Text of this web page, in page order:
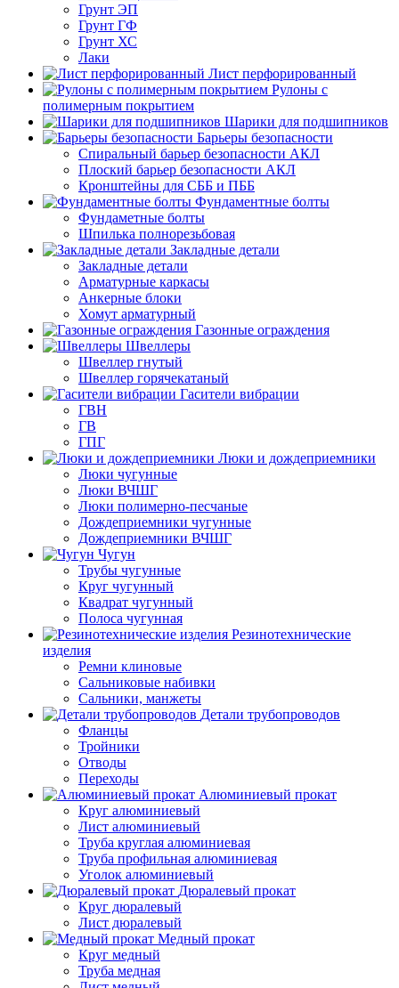
Грунт ЭП
Грунт ГФ
Грунт ХС
Лаки
Лист перфорированный
Рулоны с
полимерным покрытием
Шарики для подшипников
Барьеры безопасности
Спиральный барьер безопасности АКЛ
Плоский барьер безопасности АКЛ
Кронштейны для СББ и ПББ
Фундаментные болты
Фундаметные болты
Шпилька полнорезьбовая
Закладные детали
Закладные детали
Арматурные каркасы
Анкерные блоки
Хомут арматурный
Газонные ограждения
Швеллеры
Швеллер гнутый
Швеллер горячекатаный
Гасители вибрации
ГВН
ГВ
ГПГ
Люки и дождеприемники
Люки чугунные
Люки ВЧШГ
Люки полимерно-песчаные
Дождеприемники чугунные
Дождеприемники ВЧШГ
Чугун
Трубы чугунные
Круг чугунный
Квадрат чугунный
Полоса чугунная
Резинотехнические
изделия
Ремни клиновые
Сальниковые набивки
Сальники, манжеты
Детали трубопроводов
Фланцы
Тройники
Отводы
Переходы
Алюминиевый прокат
Круг алюминиевый
Лист алюминиевый
Труба круглая алюминиевая
Труба профильная алюминиевая
Уголок алюминиевый
Дюралевый прокат
Круг дюралевый
Лист дюралевый
Медный прокат
Круг медный
Труба медная